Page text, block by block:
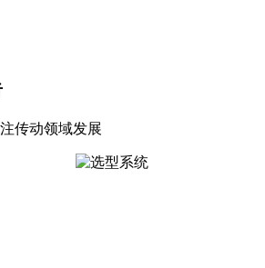
传动领域发展